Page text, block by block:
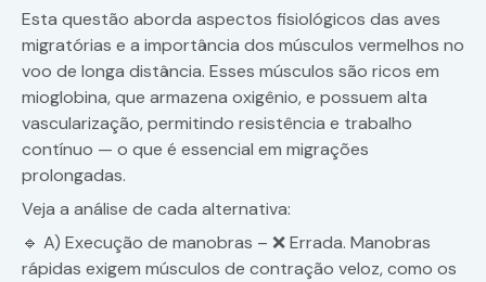
Esta questão aborda aspectos fisiológicos das aves
migratórias e a importância dos músculos vermelhos no
voo de longa distância. Esses músculos são ricos em
mioglobina, que armazena oxigênio, e possuem alta
vascularização, permitindo resistência e trabalho
contínuo — o que é essencial em migrações
prolongadas.
Veja a análise de cada alternativa:
🔹 A) Execução de manobras – ❌ Errada. Manobras
rápidas exigem músculos de contração veloz, como os